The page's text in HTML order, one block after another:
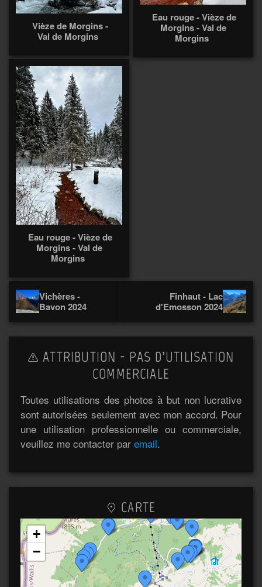
Vièze de Morgins -
Val de Morgins
Eau rouge - Vièze de
Morgins - Val de
Morgins
Eau rouge - Vièze de
Morgins - Val de
Morgins
Vichères -
Bavon 2024
Finhaut - Lac
d'Emosson 2024
ATTRIBUTION - PAS D’UTILISATION
COMMERCIALE
Toutes utilisations des photos à but non lucrative
sont autorisées seulement avec mon accord. Pour
une utilisation professionnelle ou commerciale,
veuillez me contacter par email.
CARTE
+
−